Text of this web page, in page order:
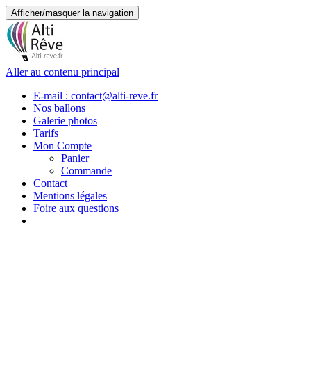
Afficher/masquer la navigation
Aller au contenu principal
E-mail : contact@alti-reve.fr
Nos ballons
Galerie photos
Tarifs
Mon Compte
Panier
Commande
Contact
Mentions légales
Foire aux questions